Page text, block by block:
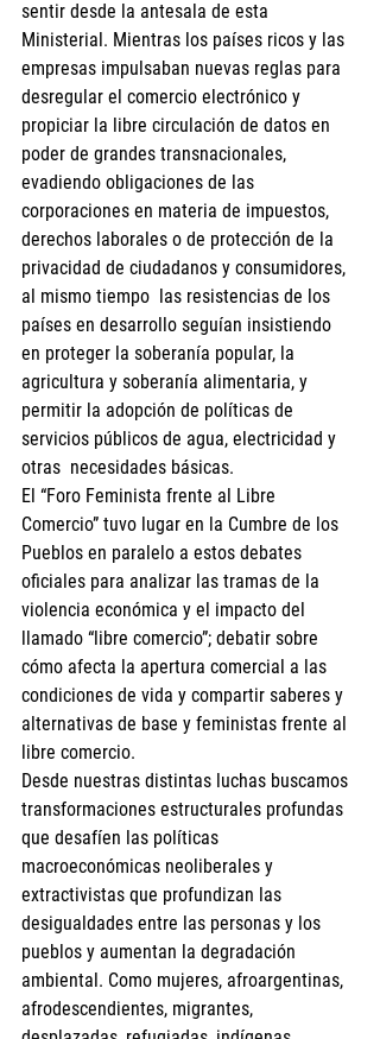
sentir desde la antesala de esta
Ministerial. Mientras los países ricos y las
empresas impulsaban nuevas reglas para
desregular el comercio electrónico y
propiciar la libre circulación de datos en
poder de grandes transnacionales,
evadiendo obligaciones de las
corporaciones en materia de impuestos,
derechos laborales o de protección de la
privacidad de ciudadanos y consumidores,
al mismo tiempo  las resistencias de los
países en desarrollo seguían insistiendo
en proteger la soberanía popular, la
agricultura y soberanía alimentaria, y
permitir la adopción de políticas de
servicios públicos de agua, electricidad y
otras  necesidades básicas.
El “Foro Feminista frente al Libre
Comercio” tuvo lugar en la Cumbre de los
Pueblos en paralelo a estos debates
oficiales para analizar las tramas de la
violencia económica y el impacto del
llamado “libre comercio”; debatir sobre
cómo afecta la apertura comercial a las
condiciones de vida y compartir saberes y
alternativas de base y feministas frente al
libre comercio.
Desde nuestras distintas luchas buscamos
transformaciones estructurales profundas
que desafíen las políticas
macroeconómicas neoliberales y
extractivistas que profundizan las
desigualdades entre las personas y los
pueblos y aumentan la degradación
ambiental. Como mujeres, afroargentinas,
afrodescendientes, migrantes,